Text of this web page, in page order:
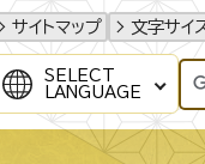
サイトマップ 文字サイ
SELECT
LANGUAGE